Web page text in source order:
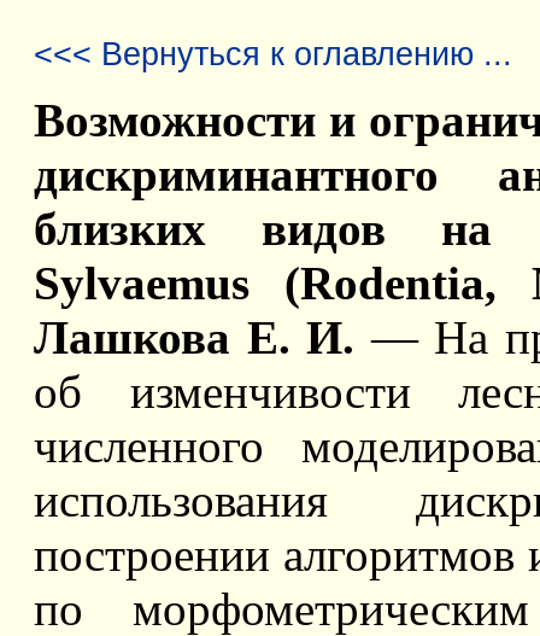
<<< Вернуться к оглавлению ...
Возможности и
дискриминантного
близких видов на
Sylvaemus
Лашкова Е. И. — На
об изменчивости
численного
использования
построении
по